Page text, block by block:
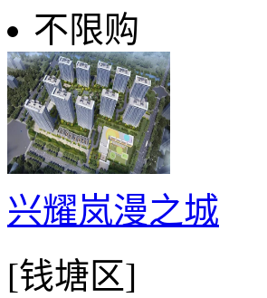
不限购
兴耀岚漫之城
[钱塘区]